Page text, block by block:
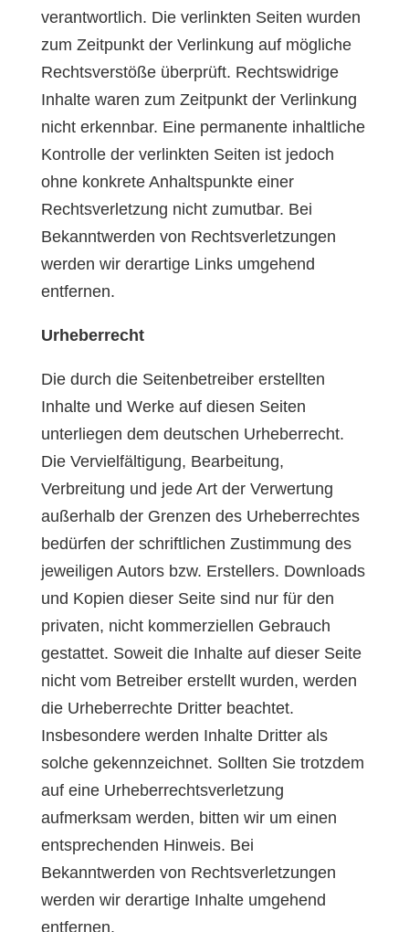
verantwortlich. Die verlinkten Seiten wurden
zum Zeitpunkt der Verlinkung auf mögliche
Rechtsverstöße überprüft. Rechtswidrige
Inhalte waren zum Zeitpunkt der Verlinkung
nicht erkennbar. Eine permanente inhaltliche
Kontrolle der verlinkten Seiten ist jedoch
ohne konkrete Anhaltspunkte einer
Rechtsverletzung nicht zumutbar. Bei
Bekanntwerden von Rechtsverletzungen
werden wir derartige Links umgehend
entfernen.
Urheberrecht
Die durch die Seitenbetreiber erstellten
Inhalte und Werke auf diesen Seiten
unterliegen dem deutschen Urheberrecht.
Die Vervielfältigung, Bearbeitung,
Verbreitung und jede Art der Verwertung
außerhalb der Grenzen des Urheberrechtes
bedürfen der schriftlichen Zustimmung des
jeweiligen Autors bzw. Erstellers. Downloads
und Kopien dieser Seite sind nur für den
privaten, nicht kommerziellen Gebrauch
gestattet. Soweit die Inhalte auf dieser Seite
nicht vom Betreiber erstellt wurden, werden
die Urheberrechte Dritter beachtet.
Insbesondere werden Inhalte Dritter als
solche gekennzeichnet. Sollten Sie trotzdem
auf eine Urheberrechtsverletzung
aufmerksam werden, bitten wir um einen
entsprechenden Hinweis. Bei
Bekanntwerden von Rechtsverletzungen
werden wir derartige Inhalte umgehend
entfernen.